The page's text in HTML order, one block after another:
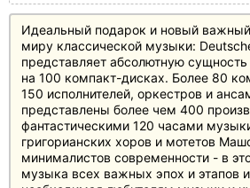
Идеальный подарок и новый важный
миру классической музыки:
представляет абсолютную
на 100 компакт-дисках. Более 80
150 исполнителей, оркестров и
представлены более чем 400
фантастическими 120 часами
григорианских хоров и мотетов
минималистов современности - в
музыка всех важных эпох и этапов